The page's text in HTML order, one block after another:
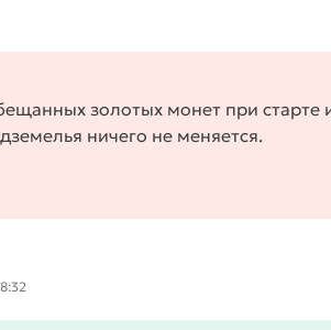
золотых монет при старте
ничего не меняется.